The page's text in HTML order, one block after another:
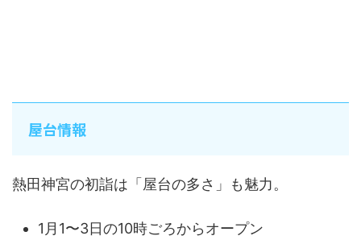
屋台情報
熱田神宮の初詣は「屋台の多さ」も魅力。
1月1〜3日の10時ごろからオープン